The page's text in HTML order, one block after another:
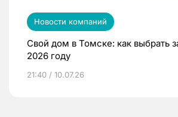
Новости компаний
Свой дом в Томске: как выбрать
2026 году
21:40 / 10.07.26